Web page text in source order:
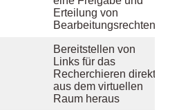
Erteilung von
Bearbeitungsrechten
Bereitstellen von
Links für das
Recherchieren direkt
aus dem virtuellen
Raum heraus